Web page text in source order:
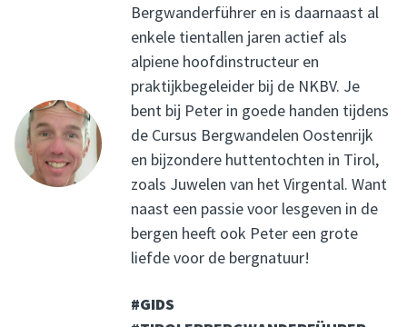
Bergwanderführer en is daarnaast al
enkele tientallen jaren actief als
alpiene hoofdinstructeur en
praktijkbegeleider bij de NKBV. Je
bent bij Peter in goede handen tijdens
de Cursus Bergwandelen Oostenrijk
en bijzondere huttentochten in Tirol,
zoals Juwelen van het Virgental. Want
naast een passie voor lesgeven in de
bergen heeft ook Peter een grote
liefde voor de bergnatuur!
#GIDS